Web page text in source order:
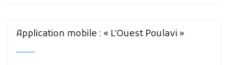
Application mobile : « L’Ouest Poulavi »